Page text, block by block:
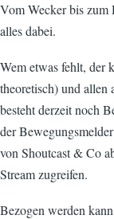
Vom Wecker bis zum
alles dabei.
Wem etwas fehlt, der
theoretisch) und
besteht derzeit noch
der
von Shoutcast & Co
Stream zugreifen.
Bezogen werden